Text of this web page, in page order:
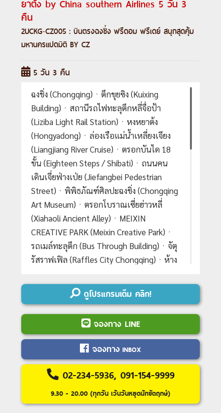
ยาต้ง by China southern Airlines 5 วัน 3
คืน
2UCKG-CZ005 : บินตรงฉงชิ่ง ฟรีดอม ฟรีเดย์ สนุกสุดคุ้ม
มหานครแปดมิติ BY CZ
5 วัน 3 คืน
ฉงชิ่ง (Chongqing)ㆍตึกขุยซิง (Kuixing
Building)ㆍสถานีรถไฟทะลุตึกหลี่จื่อป้า
(Liziba Light Rail Station)ㆍหงหยาต้ง
(Hongyadong)ㆍล่องเรือแม่น้ำเหลี่ยงเจียง
(Liangjiang River Cruise)ㆍตรอกบันได 18
ขั้น (Eighteen Steps / Shibati)ㆍถนนคน
เดินเจี่ยฟ่างเป่ย (Jiefangbei Pedestrian
Street)ㆍพิพิธภัณฑ์ศิลปะฉงชิ่ง (Chongqing
Art Museum)ㆍตรอกโบราณเซี่ยฮ่าวหลี่
(Xiahaoli Ancient Alley)ㆍMEIXIN
CREATIVE PARK (Meixin Creative Park)ㆍ
รถเมล์ทะลุตึก (Bus Through Building)ㆍจัตุ
รัสราฟเฟิล (Raffles City Chongqing)ㆍห้าง
หลุมฟ้า (Three Natural Bridges / Wulong
Karst)ㆍอุทยานเขานางฟ้า (Fairy Mountain
National Forest Park) #ไม่ลงร้านช้อป
Day 1 :กรุงเทพฯ (สุวรรณภูมิ)
Day 2 :
กรุงเทพฯ (สุวรรณภูมิ)-ฉงชิ่ง (สนาม
รถไฟทะลุตึก-หงหยาต้ง OPTIONAL TOUR:
ดูโปรแกรมเต็ม คลิก!
จองทาง LINE
จองทาง INBOX
02-234-5936, 091-154-9999
9.30 - 20.00 (ทุกวัน เว้นวันหยุดนักขัตฤกษ์)